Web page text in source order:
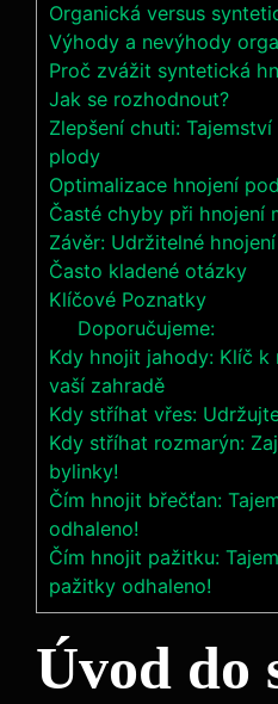
Organická versus
Výhody a nevýhody
Proč zvážit syntetická
Jak se rozhodnout?
Zlepšení chuti:
plody
Optimalizace hnojení⁤
Časté ‍chyby při hnojení
Závěr: Udržitelné
Často kladené otázky
Klíčové Poznatky
Doporučujeme:
Kdy hnojit jahody: Klíč k
vaší zahradě
Kdy stříhat vřes:
Kdy stříhat rozmarýn:
bylinky!
Čím hnojit břečťan:
odhaleno!
Čím hnojit pažitku:
pažitky odhaleno!
Úvod do